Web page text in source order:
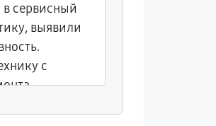
в сервисный
выявили
с